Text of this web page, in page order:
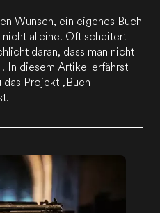
Wunsch, ein eigenes Buch
alleine. Oft scheitert
daran, dass man nicht
In diesem Artikel erfährst
Projekt „Buch